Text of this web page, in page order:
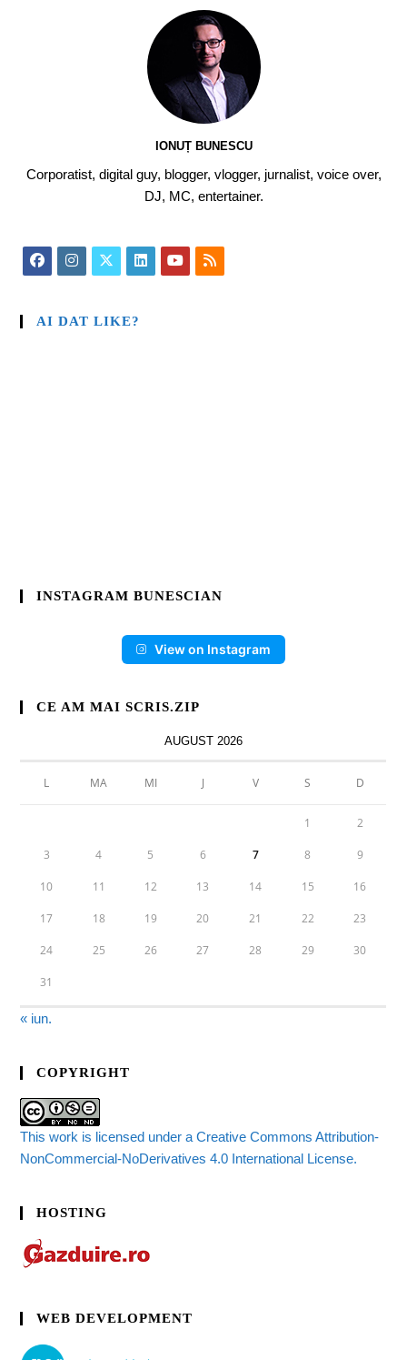
IONUȚ BUNESCU
Corporatist, digital guy, blogger, vlogger, jurnalist, voice over,
DJ, MC, entertainer.
AI DAT LIKE?
INSTAGRAM BUNESCIAN
View on Instagram
CE AM MAI SCRIS.ZIP
AUGUST 2026
L MA MI J V S D
1 2
3 4 5 6 7 8 9
10 11 12 13 14 15 16
17 18 19 20 21 22 23
24 25 26 27 28 29 30
31
« iun.
COPYRIGHT
This work is licensed under a Creative Commons Attribution-
NonCommercial-NoDerivatives 4.0 International License.
HOSTING
WEB DEVELOPMENT